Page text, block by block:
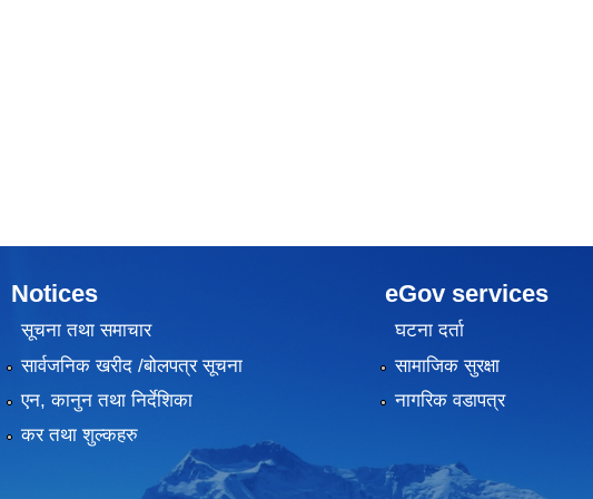
Notices
सूचना तथा समाचार
सार्वजनिक खरीद /बोलपत्र सूचना
एन, कानुन तथा निर्देशिका
कर तथा शुल्कहरु
eGov services
घटना दर्ता
सामाजिक सुरक्षा
नागरिक वडापत्र